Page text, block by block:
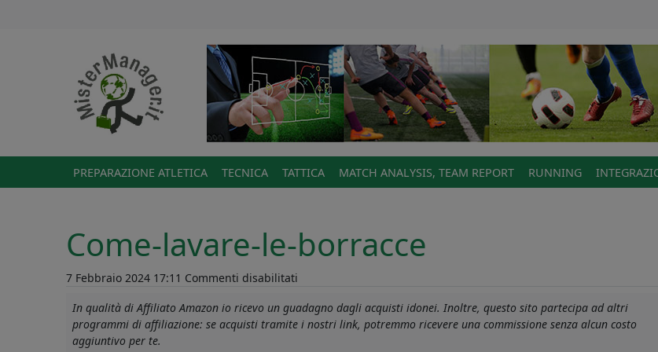
PREPARAZIONE ATLETICA TECNICA TATTICA MATCH ANALYSIS, TEAM REPORT RUNNING
Come-lavare-le-borracce
7 Febbraio 2024 17:11 Commenti disabilitati
lavare-
le-
In qualità di Affiliato Amazon io ricevo un guadagno dagli acquisti idonei. Inoltre, questo sito partecipa ad altri
programmi di affiliazione: se acquisti tramite i nostri link, potremmo ricevere una commissione senza alcun costo
aggiuntivo per te.